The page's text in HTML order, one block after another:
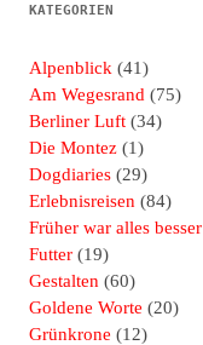
KATEGORIEN
Alpenblick (41)
Am Wegesrand (75)
Berliner Luft (34)
Die Montez (1)
Dogdiaries (29)
Erlebnisreisen (84)
Früher war alles besser
Futter (19)
Gestalten (60)
Goldene Worte (20)
Grünkrone (12)